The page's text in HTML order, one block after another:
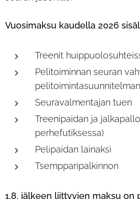
Vuosimaksu kaudella 2026
Treenit
Pelitoiminnan seuran
Seuravalmentajan tuen
Treenipaidan ja
perhefutiksessa)
Pelipaidan lainaksi
Tsempparipalkinnon
1.8. jälkeen liittyvien maksu on